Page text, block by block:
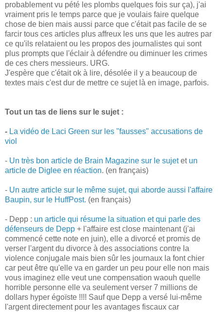
probablement vu pété les plombs quelques fois sur ça), j'ai
vraiment pris le temps parce que je voulais faire quelque
chose de bien mais aussi parce que c'était pas facile de se
farcir tous ces articles plus affreux les uns que les autres par
ce qu'ils relataient ou les propos des journalistes qui sont
plus prompts que l'éclair à défendre ou diminuer les crimes
de ces chers messieurs. URG.
J'espère que c'était ok à lire, désolée il y a beaucoup de
textes mais c'est dur de mettre ce sujet là en image, parfois.
Tout un tas de liens sur le sujet :
- La vidéo de Laci Green sur les "fausses" accusations de
viol
- Un très bon article de Brain Magazine sur le sujetet un
article de Diglee en réaction. (en français)
- Un autre article sur le même sujet, qui aborde aussi l'affaire
Baupin, sur le HuffPost. (en français)
- Depp : un article qui résume la situation et qui parle des
défenseurs de Depp + l'affaire est close maintenant (j'ai
commencé cette note en juin), elle a divorcé et promis de
verser l'argent du divorce à des associations contre la
violence conjugale mais bien sûr les journaux la font chier
car peut être qu'elle va en garder un peu pour elle non mais
vous imaginez elle veut une compensation waouh quelle
horrible personne elle va seulement verser 7 millions de
dollars hyper égoïste !!!! Sauf que Depp a versé lui-même
l'argent directement pour les avantages fiscaux car